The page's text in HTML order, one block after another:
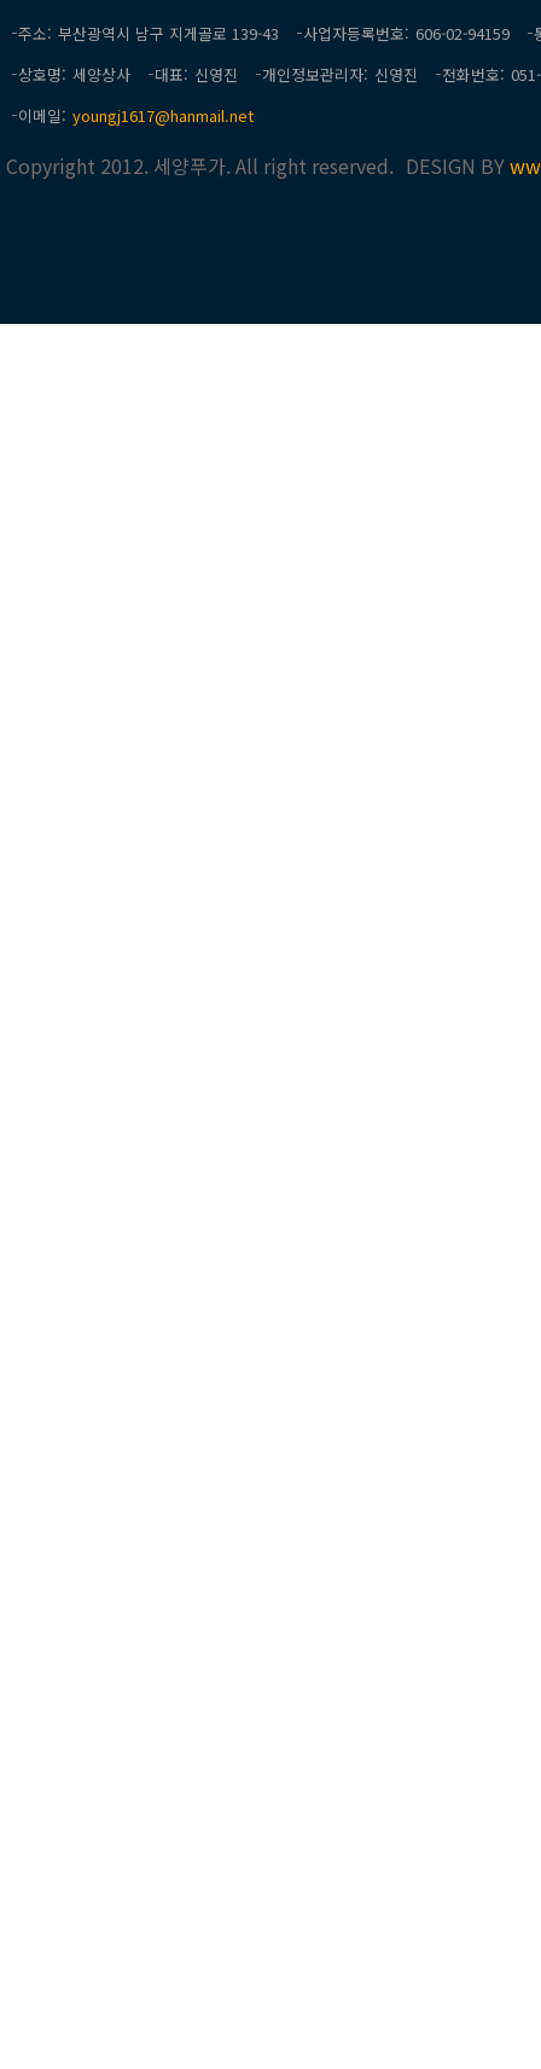
주소 부산광역시 남구 지게골로 139-43 사업자등록번호 606-02-94159
상호명 세양상사 대표 신영진 개인정보관리자 신영진 전화번호
이메일 youngj1617@hanmail.net
Copyright 2012. 세양푸가. All right reserved. DESIGN BY